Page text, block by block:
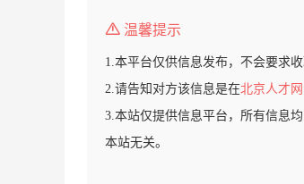
温馨提示
1.本平台仅供信息发布，不会要求
2.请告知对方该信息是在北京人才网
3.本站仅提供信息平台，所有信息
本站无关。